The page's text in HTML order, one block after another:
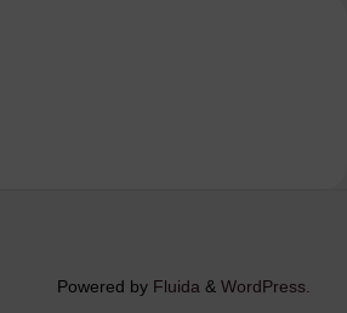
Powered by Fluida & WordPress.